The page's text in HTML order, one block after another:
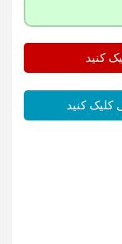
کنید
کنید